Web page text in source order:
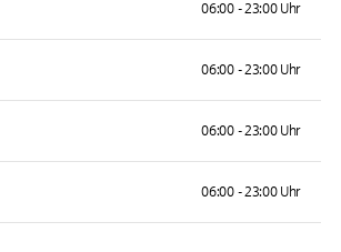
06:00 - 23:00 Uhr
06:00 - 23:00 Uhr
06:00 - 23:00 Uhr
06:00 - 23:00 Uhr